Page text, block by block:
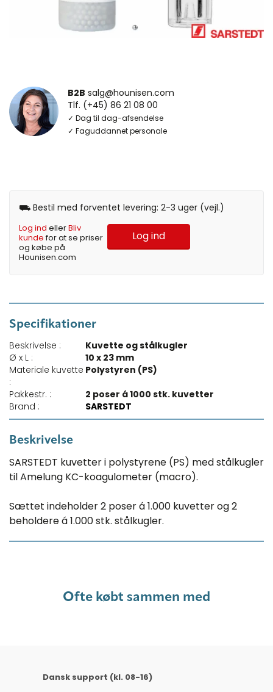
B2B salg@hounisen.com
Tlf. (+45) 86 21 08 00
✓ Dag til dag-afsendelse
✓ Faguddannet personale
⛟ Bestil med forventet levering: 2-3 uger (vejl.)
Log ind ellerBliv
kundefor at se priser
og købe på
Hounisen.com
Log ind
Specifikationer
Beskrivelse :
Kuvette og stålkugler
Ø x L :
10 x 23 mm
Materiale kuvette
:
Polystyren (PS)
Pakkestr. :
2 poser á 1000 stk. kuvetter
Brand :
SARSTEDT
Beskrivelse
SARSTEDT kuvetter i polystyrene (PS) med stålkugler
til Amelung KC-koagulometer (macro).
Sættet indeholder 2 poser á 1.000 kuvetter og 2
beholdere á 1.000 stk. stålkugler.
Ofte købt sammen med
Dansk support (kl. 08-16)